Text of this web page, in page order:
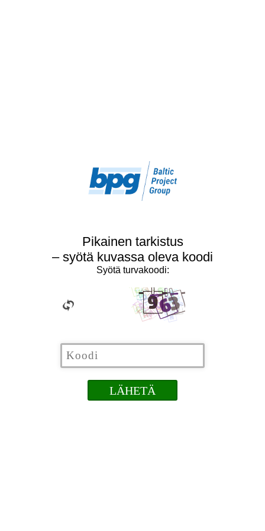
Pikainen tarkistus
– syötä kuvassa oleva koodi
Syötä turvakoodi: